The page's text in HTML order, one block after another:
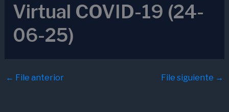
Virtual COVID-19 (24-
06-25)
← File anterior File siguiente →